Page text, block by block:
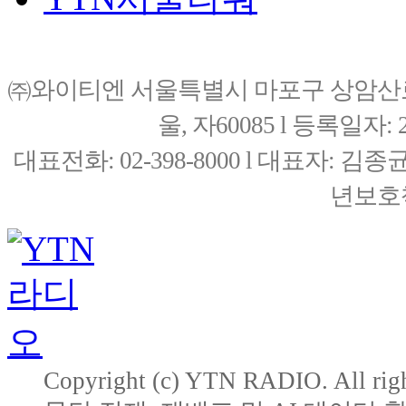
㈜와이티엔 서울특별시 마포구 상암
울, 자60085 l 등록일자:
대표전화: 02-398-8000 l 대표자: 김종
년보
Copyright (c) YTN RADIO. All